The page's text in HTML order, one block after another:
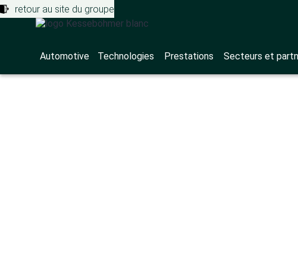
retour au site du groupe
Automotive Technologies Prestations Secteurs et